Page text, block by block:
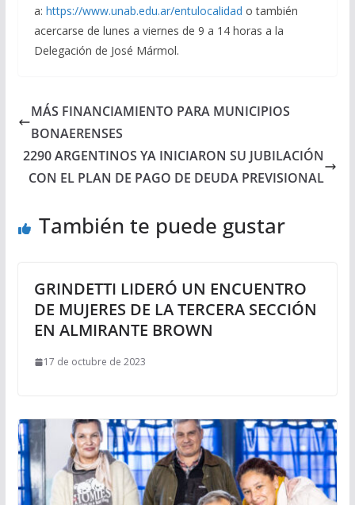
a: https://www.unab.edu.ar/entulocalidad o también
acercarse de lunes a viernes de 9 a 14 horas a la
Delegación de José Mármol.
MÁS FINANCIAMIENTO PARA MUNICIPIOS
BONAERENSES
2290 ARGENTINOS YA INICIARON SU JUBILACIÓN
CON EL PLAN DE PAGO DE DEUDA PREVISIONAL
También te puede gustar
GRINDETTI LIDERÓ UN ENCUENTRO
DE MUJERES DE LA TERCERA SECCIÓN
EN ALMIRANTE BROWN
17 de octubre de 2023